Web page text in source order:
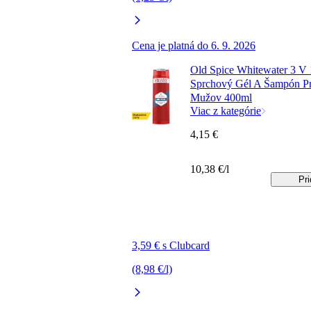
Cena je platná do 6. 9. 2026
Old Spice Whitewater 3 V
Sprchový Gél A Šampón
Mužov 400ml
Viac z kategórie
3,59 € s Clubcard
(8,98 €/l)
4,15 €
10,38 €/l